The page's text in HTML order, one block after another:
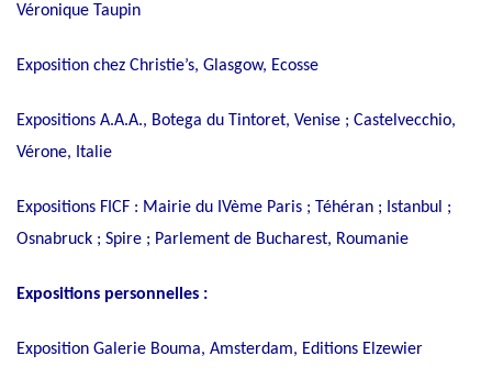
Véronique Taupin
Exposition chez Christie’s, Glasgow, Ecosse
Expositions A.A.A., Botega du Tintoret, Venise ; Castelvecchio,
Vérone, Italie
Expositions FICF : Mairie du IVème Paris ; Téhéran ; Istanbul ;
Osnabruck ; Spire ; Parlement de Bucharest, Roumanie
Expositions personnelles :
Exposition Galerie Bouma, Amsterdam, Editions Elzewier